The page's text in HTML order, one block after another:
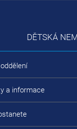
DĚTSKÁ
a informace